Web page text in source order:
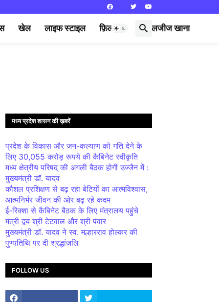
खेल लाइफ स्टाइल फ़िल्मी दुनिया लजीज खाना
मध्य प्रदेश शासन की ख़बरें
प्रदेश के विकास और जन-कल्याण को गति देने के
लिए 30,055 करोड़ रूपये की कैबिनेट स्वीकृति
मध्य क्षेत्रीय परिषद् की अगली बैठक होगी उज्जैन में :
मुख्यमंत्री डॉ. यादव
कौशल प्रशिक्षण से बढ़ रहा बेटियों का आत्मविश्वास,
आत्मनिर्भर जीवन की ओर बढ़ रहे कदम
ई-रिक्शा से कैबिनेट बैठक के लिए मंत्रालय पहुंचे
मंत्री द्वय श्री टेटवाल और श्री पंवार
मुख्यमंत्री डॉ. यादव ने स्व. मल्हारराव होल्कर की
पुण्यतिथि पर दी श्रद्धांजलि
FOLLOW US